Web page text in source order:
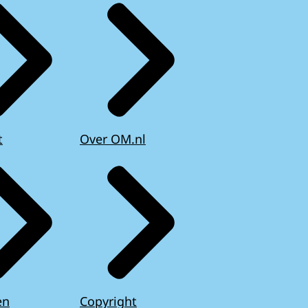
Over OM.nl
Copyright